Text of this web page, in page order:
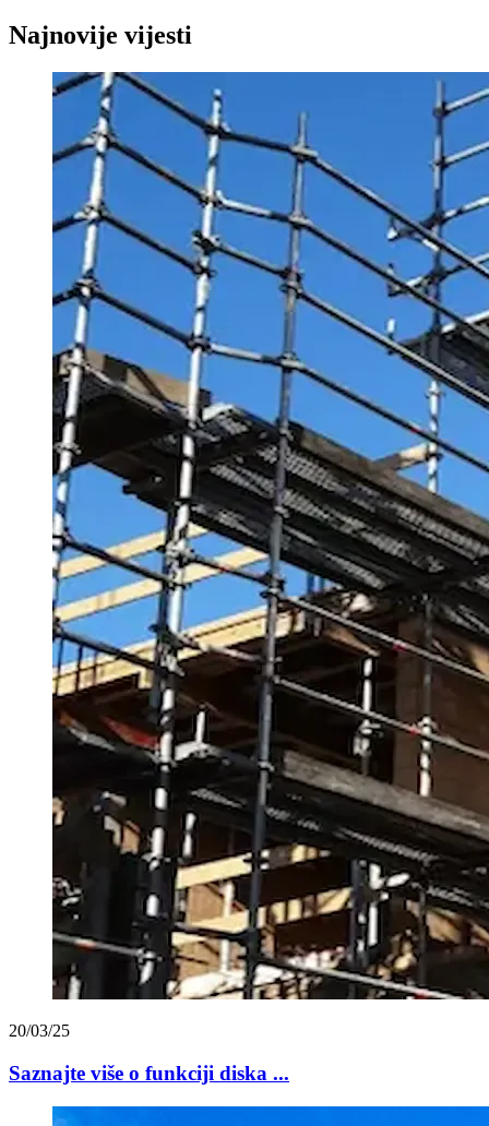
Najnovije vijesti
20/03/25
Saznajte više o funkciji diska ...